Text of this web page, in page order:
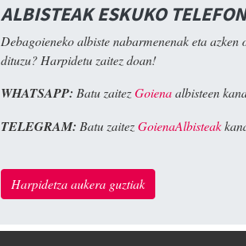
ALBISTEAK ESKUKO
Debagoieneko albiste nabarmenenak eta
dituzu? Harpidetu zaitez doan!
WHATSAPP: Batu zaitezGoienaalbisteen
TELEGRAM: Batu zaitezGoienaAlbisteak
Harpidetza aukera guztiak